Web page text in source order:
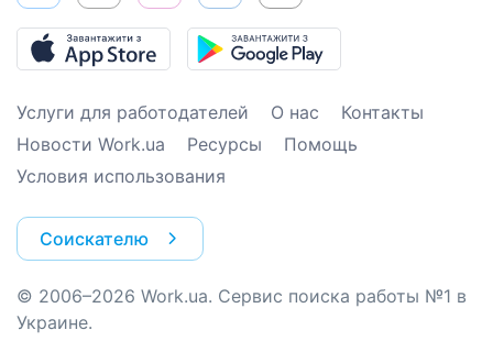
Услуги для работодателей О нас
Контакты
Новости Work.ua
Ресурсы
Помощь
Условия использования
Соискателю
© 2006–2026 Work.ua. Сервис поиска работы №1 в
Украине.